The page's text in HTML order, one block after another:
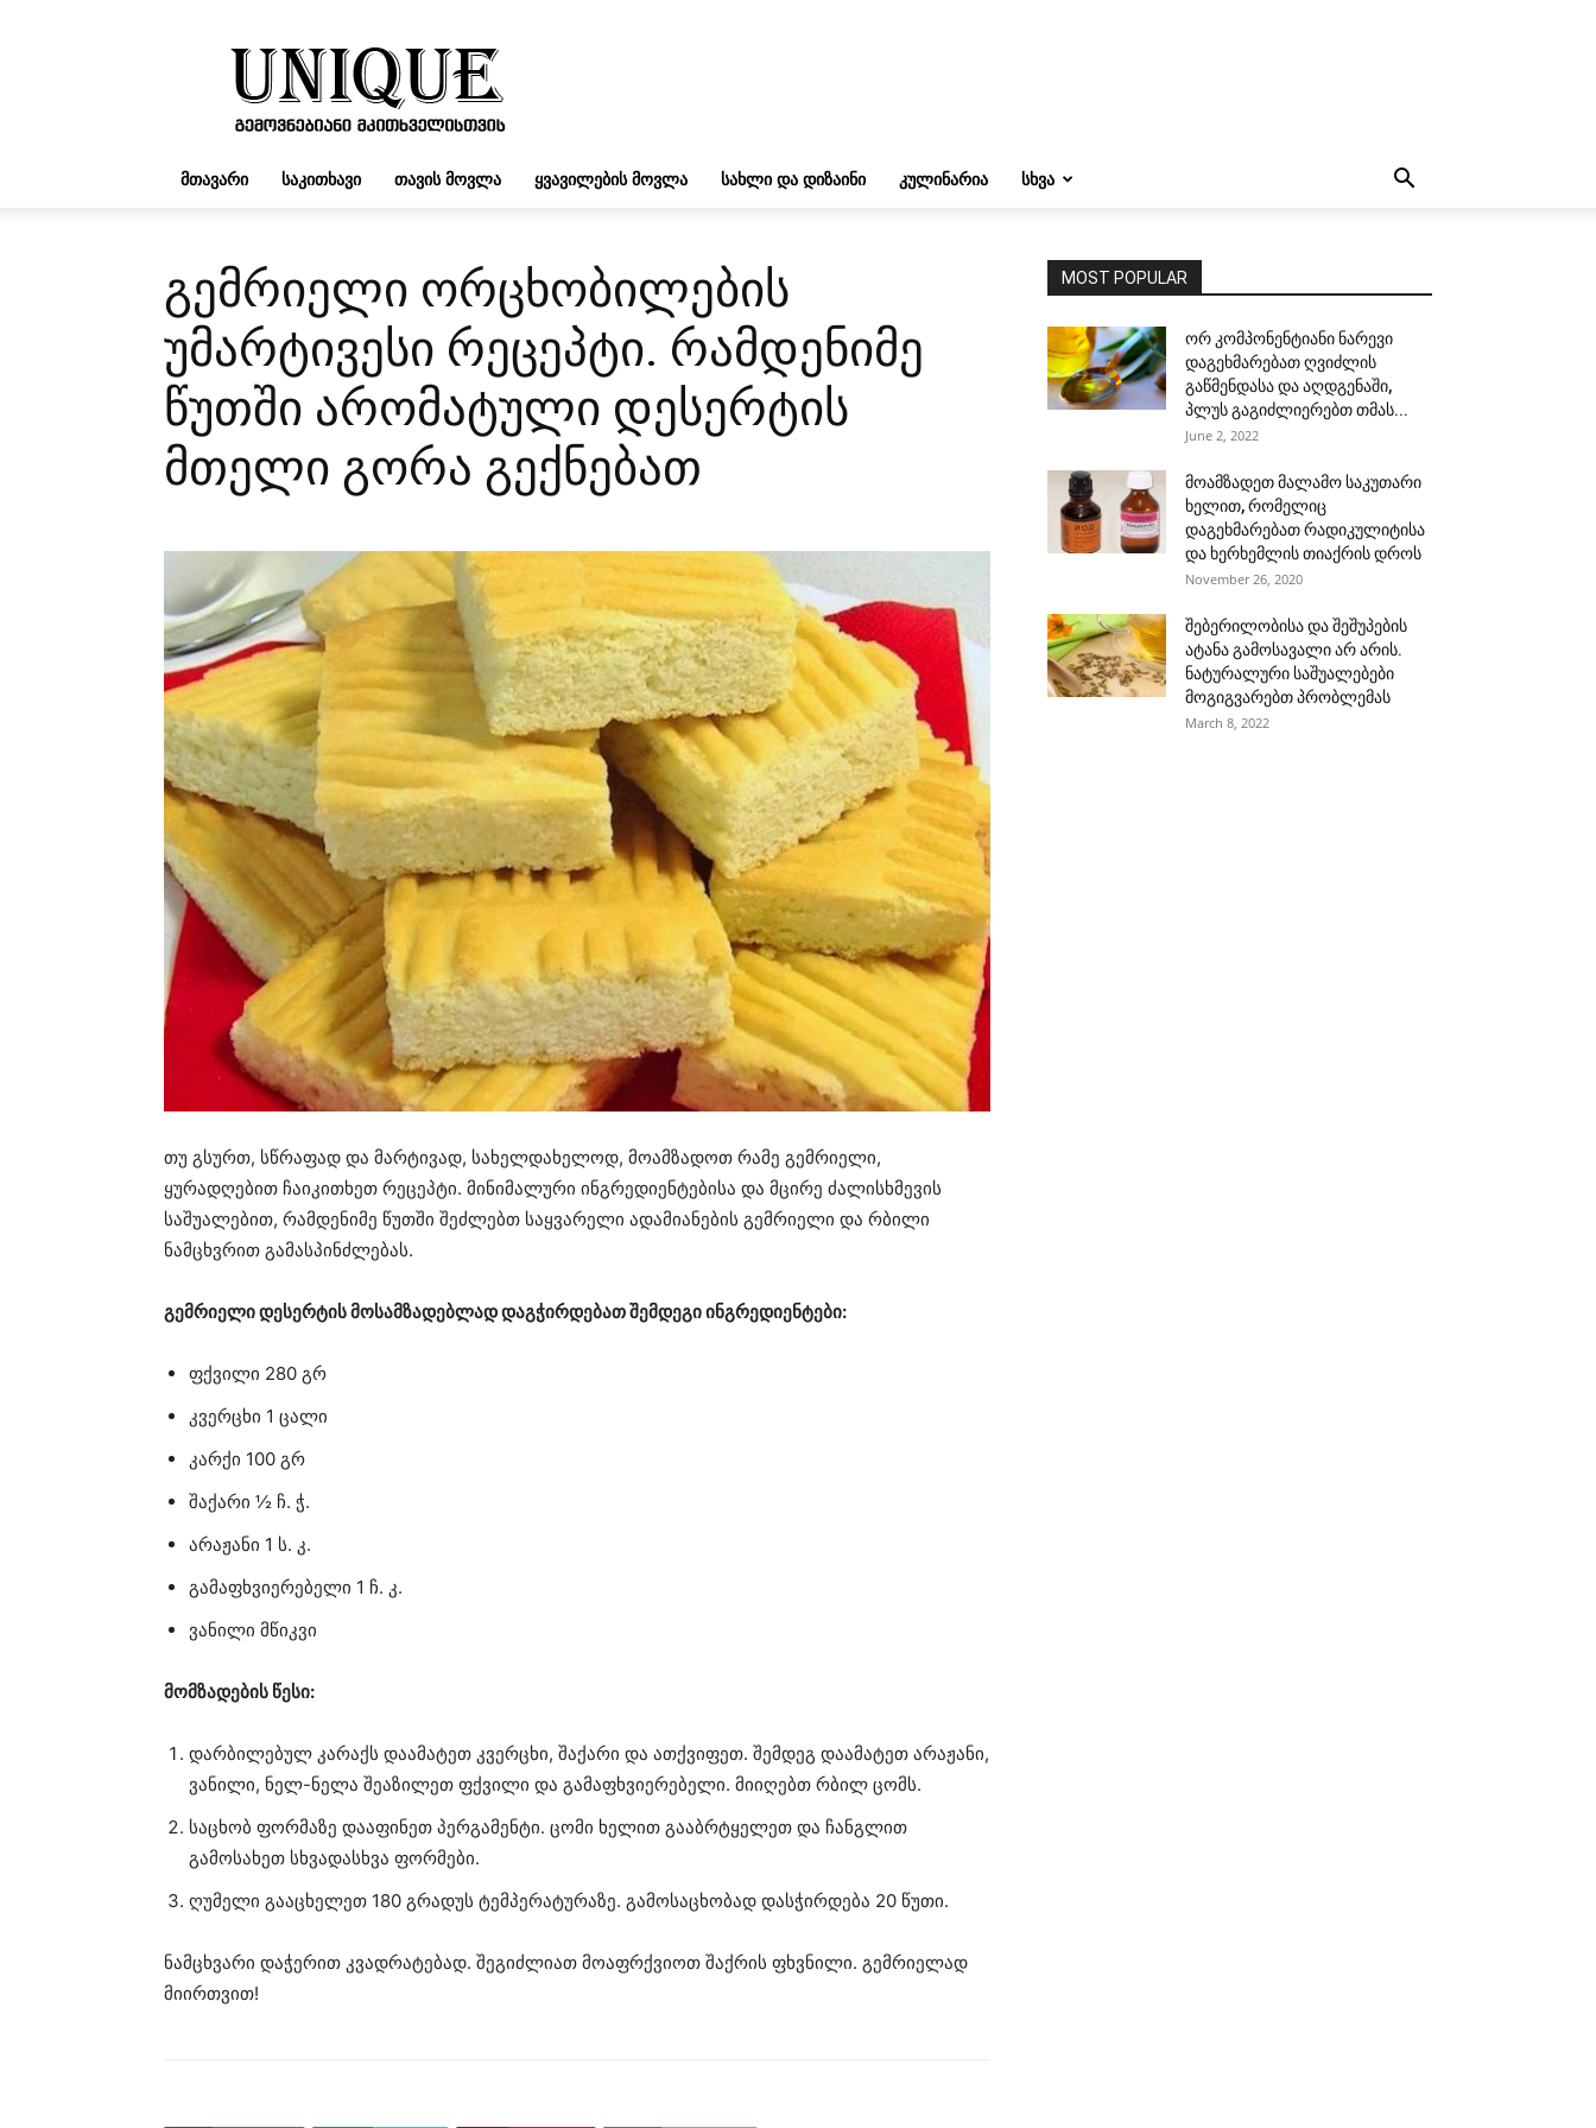
UNIQUE.GE
ᲛᲗᲐᲕᲐᲠᲘ ᲡᲐᲙᲘᲗᲮᲐᲕᲘ ᲗᲐᲕᲘᲡ ᲛᲝᲕᲚᲐ ᲧᲕᲐᲕᲘᲚᲔᲑᲘᲡ ᲛᲝᲕᲚᲐ ᲡᲐᲮᲚᲘ ᲓᲐ ᲓᲘᲖᲐᲘᲜᲘ ᲙᲣᲚᲘᲜᲐᲠᲘᲐ ᲡᲮᲕᲐ
გემრიელი ორცხობილების
უმარტივესი რეცეპტი. რამდენიმე
წუთში არომატული დესერტის
მთელი გორა გექნებათ
თუ გსურთ, სწრაფად და მარტივად, სახელდახელოდ, მოამზადოთ რამე გემრიელი,
ყურადღებით ჩაიკითხეთ რეცეპტი. მინიმალური ინგრედიენტებისა და მცირე ძალისხმევის
საშუალებით, რამდენიმე წუთში შეძლებთ საყვარელი ადამიანების გემრიელი და რბილი
ნამცხვრით გამასპინძლებას.
გემრიელი დესერტის მოსამზადებლად დაგჭირდებათ შემდეგი ინგრედიენტები:
ფქვილი 280 გრ
კვერცხი 1 ცალი
კარქი 100 გრ
შაქარი ½ ჩ. ჭ.
არაჟანი 1 ს. კ.
გამაფხვიერებელი 1 ჩ. კ.
ვანილი მწიკვი
მომზადების წესი:
დარბილებულ კარაქს დაამატეთ კვერცხი, შაქარი და ათქვიფეთ. შემდეგ დაამატეთ არაჟანი,
ვანილი, ნელ-ნელა შეაზილეთ ფქვილი და გამაფხვიერებელი. მიიღებთ რბილ ცომს.
საცხობ ფორმაზე დააფინეთ პერგამენტი. ცომი ხელით გააბრტყელეთ და ჩანგლით
გამოსახეთ სხვადასხვა ფორმები.
ღუმელი გააცხელეთ 180 გრადუს ტემპერატურაზე. გამოსაცხობად დასჭირდება 20 წუთი.
ნამცხვარი დაჭერით კვადრატებად. შეგიძლიათ მოაფრქვიოთ შაქრის ფხვნილი. გემრიელად
მიირთვით!
MOST POPULAR
ორ კომპონენტიანი ნარევი
დაგეხმარებათ ღვიძლის
გაწმენდასა და აღდგენაში,
პლუს გაგიძლიერებთ თმას...
June 2, 2022
მოამზადეთ მალამო საკუთარი
ხელით, რომელიც
დაგეხმარებათ რადიკულიტისა
და ხერხემლის თიაქრის დროს
November 26, 2020
შებერილობისა და შეშუპების
ატანა გამოსავალი არ არის.
ნატურალური საშუალებები
მოგიგვარებთ პრობლემას
March 8, 2022